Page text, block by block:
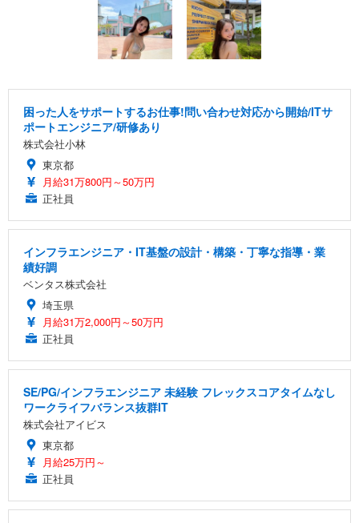
困った人をサポートするお仕事!問い合わせ対応から開始/ITサ
ポートエンジニア/研修あり
株式会社小林
東京都
月給31万800円～50万円
正社員
インフラエンジニア・IT基盤の設計・構築・丁寧な指導・業
績好調
ベンタス株式会社
埼玉県
月給31万2,000円～50万円
正社員
SE/PG/インフラエンジニア 未経験 フレックスコアタイムなし
ワークライフバランス抜群IT
株式会社アイビス
東京都
月給25万円～
正社員